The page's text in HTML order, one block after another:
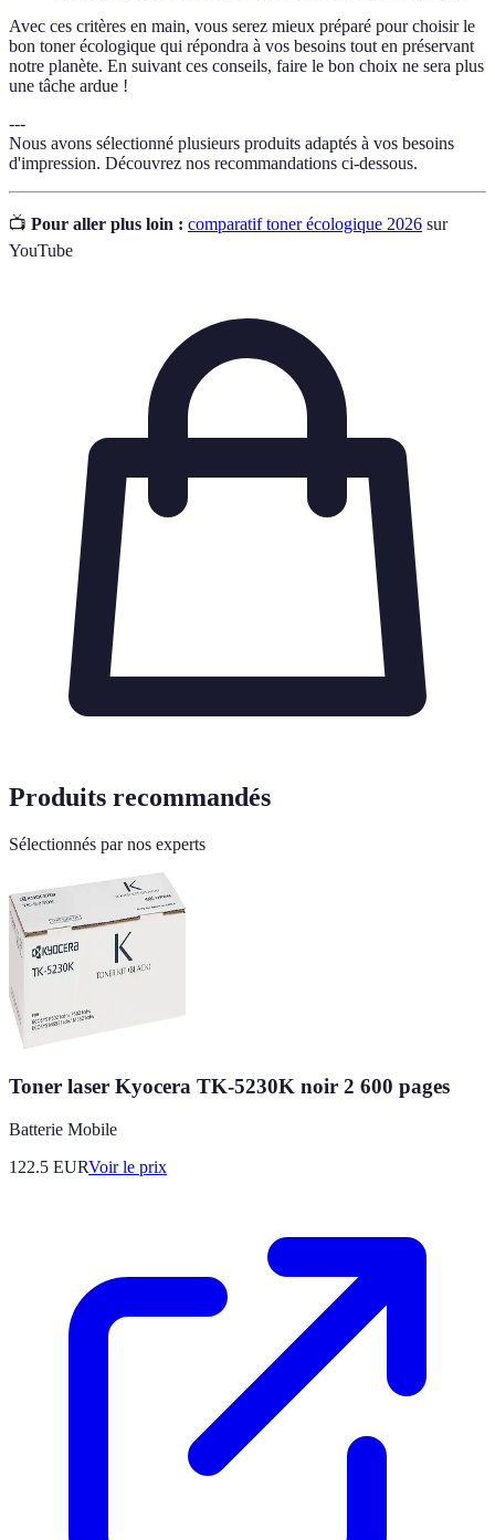
Avec ces critères en main, vous serez mieux préparé pour choisir le
bon toner écologique qui répondra à vos besoins tout en préservant
notre planète. En suivant ces conseils, faire le bon choix ne sera plus
une tâche ardue !
---
Nous avons sélectionné plusieurs produits adaptés à vos besoins
d'impression. Découvrez nos recommandations ci-dessous.
📺 Pour aller plus loin : comparatif toner écologique 2026 sur
YouTube
Produits recommandés
Sélectionnés par nos experts
Toner laser Kyocera TK-5230K noir 2 600 pages
Batterie Mobile
122.5 EURVoir le prix